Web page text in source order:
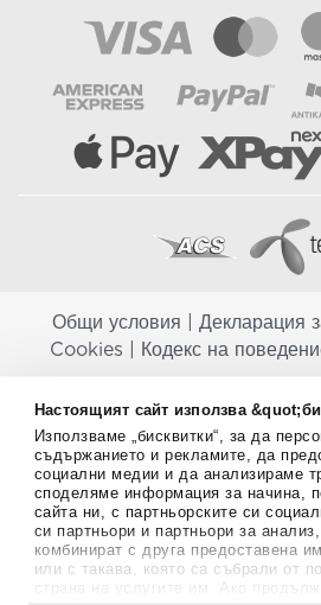
Настоящият сайт използва
Използваме „бисквитки“, за да
съдържанието и рекламите, да
социални медии и да анализираме
споделяме информация за начина,
сайта ни, с партньорските си
си партньори и партньори за
комбинират с друга предоставена
или с такава, която са събрали от
страна на услугите им. Ако
Общи условия Декларация
Cookies
Кодекс на
заместват балансираната диета и
профилактика, лечение или лечение
Консултирайте се с Вашия лекар, ако
приемате лекарства или имате някакви
преди да използвате някаква
стремим да ви предоставяме точна и
имате някакви въпроси или коментари
се с нас.